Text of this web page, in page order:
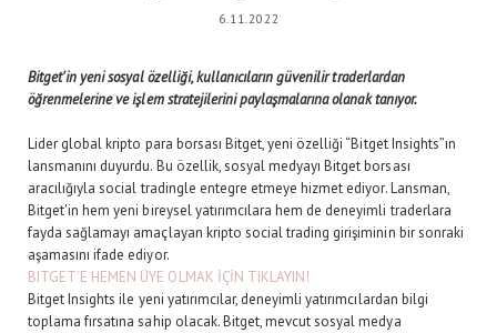
6.11.2022
Bitget'in yeni sosyal özelliği, kullanıcıların güvenilir traderlardan
öğrenmelerine ve işlem stratejilerini paylaşmalarına olanak tanıyor.
Lider global kripto para borsası Bitget, yeni özelliği “Bitget Insights”ın
lansmanını duyurdu. Bu özellik, sosyal medyayı Bitget borsası
aracılığıyla social tradingle entegre etmeye hizmet ediyor. Lansman,
Bitget'in hem yeni bireysel yatırımcılara hem de deneyimli traderlara
fayda sağlamayı amaçlayan kripto social trading girişiminin bir sonraki
aşamasını ifade ediyor.
BITGET’E HEMEN ÜYE OLMAK İÇİN TIKLAYIN!
Bitget Insights ile yeni yatırımcılar, deneyimli yatırımcılardan bilgi
toplama fırsatına sahip olacak. Bitget, mevcut sosyal medya